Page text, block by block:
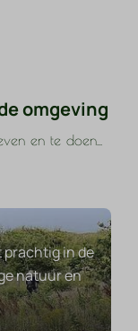
omgeving
en te doen...
prachtig in de
natuur en